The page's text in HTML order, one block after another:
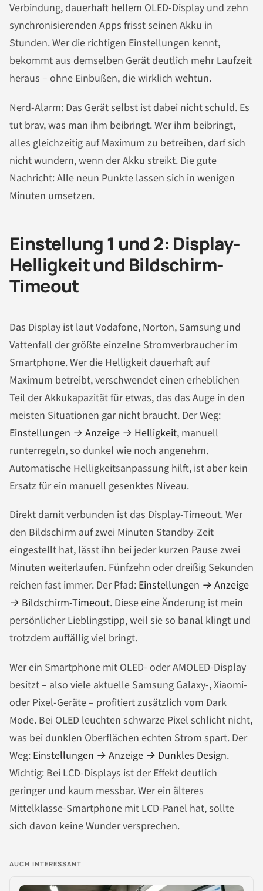
Verbindung, dauerhaft hellem OLED-Display und zehn
synchronisierenden Apps frisst seinen Akku in
Stunden. Wer die richtigen Einstellungen kennt,
bekommt aus demselben Gerät deutlich mehr Laufzeit
heraus – ohne Einbußen, die wirklich wehtun.
Nerd-Alarm: Das Gerät selbst ist dabei nicht schuld. Es
tut brav, was man ihm beibringt. Wer ihm beibringt,
alles gleichzeitig auf Maximum zu betreiben, darf sich
nicht wundern, wenn der Akku streikt. Die gute
Nachricht: Alle neun Punkte lassen sich in wenigen
Minuten umsetzen.
Einstellung 1 und 2: Display-
Helligkeit und Bildschirm-
Timeout
Das Display ist laut Vodafone, Norton, Samsung und
Vattenfall der größte einzelne Stromverbraucher im
Smartphone. Wer die Helligkeit dauerhaft auf
Maximum betreibt, verschwendet einen erheblichen
Teil der Akkukapazität für etwas, das das Auge in den
meisten Situationen gar nicht braucht. Der Weg:
Einstellungen → Anzeige → Helligkeit, manuell
runterregeln, so dunkel wie noch angenehm.
Automatische Helligkeitsanpassung hilft, ist aber kein
Ersatz für ein manuell gesenktes Niveau.
Direkt damit verbunden ist das Display-Timeout. Wer
den Bildschirm auf zwei Minuten Standby-Zeit
eingestellt hat, lässt ihn bei jeder kurzen Pause zwei
Minuten weiterlaufen. Fünfzehn oder dreißig Sekunden
reichen fast immer. Der Pfad: Einstellungen → Anzeige
→ Bildschirm-Timeout. Diese eine Änderung ist mein
persönlicher Lieblingstipp, weil sie so banal klingt und
trotzdem auffällig viel bringt.
Wer ein Smartphone mit OLED- oder AMOLED-Display
besitzt – also viele aktuelle Samsung Galaxy-, Xiaomi-
oder Pixel-Geräte – profitiert zusätzlich vom Dark
Mode. Bei OLED leuchten schwarze Pixel schlicht nicht,
was bei dunklen Oberflächen echten Strom spart. Der
Weg: Einstellungen → Anzeige → Dunkles Design.
Wichtig: Bei LCD-Displays ist der Effekt deutlich
geringer und kaum messbar. Wer ein älteres
Mittelklasse-Smartphone mit LCD-Panel hat, sollte
sich davon keine Wunder versprechen.
AUCH INTERESSANT